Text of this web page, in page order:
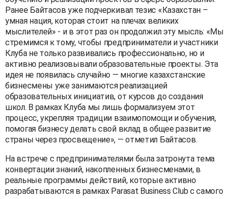
Ранее Байтасов уже подчеркивал тезис «Казахстан –
умная нация, которая стоит на плечах великих
мыслителей» - и в этот раз он продолжил эту мысль: «Мы
стремимся к тому, чтобы предприниматели и участники
Клуба не только развивались профессионально, но и
активно реализовывали образовательные проекты. Эта
идея не появилась случайно — многие казахстанские
бизнесмены уже занимаются реализацией
образовательных инициатив, от курсов до создания
школ. В рамках Клуба мы лишь формализуем этот
процесс, укрепляя традиции взаимопомощи и обучения,
помогая бизнесу делать свой вклад в общее развитие
страны через просвещение», — отметил Байтасов.
На встрече с предпринимателями была затронута тема
конвертации знаний, накопленных бизнесменами, в
реальные программы действий, которые активно
разрабатываются в рамках Parasat Business Club с самого